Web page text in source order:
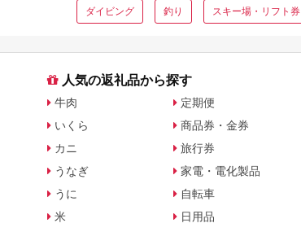
ダイビング 釣り スキー場・リフト券
人気の返礼品から探す
牛肉
いくら
カニ
うなぎ
うに
米
定期便
商品券・金券
旅行券
家電・電化製品
自転車
日用品